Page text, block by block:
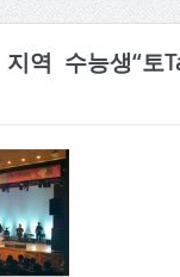
역 수능생“토